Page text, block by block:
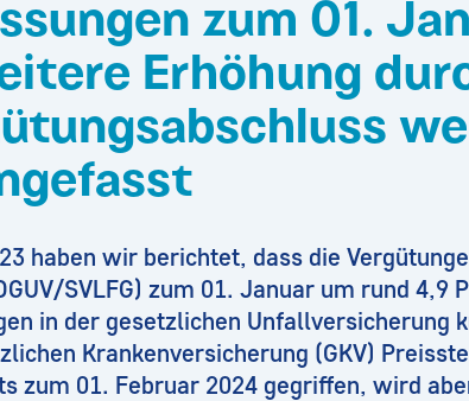
zum 01.
Erhöhung
haben wir berichtet, dass die
SVLFG) zum 01. Januar um rund 4,9
in der gesetzlichen Unfallversicherung
Krankenversicherung (GKV)
zum 01. Februar 2024 gegriffen, wird